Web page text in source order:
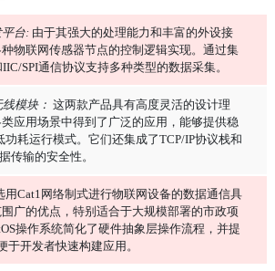
平台:由于其强大的处理能力和丰富的外设接
物联网传感器节点的控制逻辑实现。通过集
SPI通信协议支持多种类型的数据采集。
模块： 这两款产品具有高度灵活的设计理
应用场景中得到了广泛的应用，能够提供稳
功耗运行模式。它们还集成了TCP/IP协议栈和
传输的安全性。
用Cat1网络制式进行物联网设备的数据通信具
广的优点，特别适合于大规模部署的市政项
操作系统简化了硬件抽象层操作流程，并提
于开发者快速构建应用。